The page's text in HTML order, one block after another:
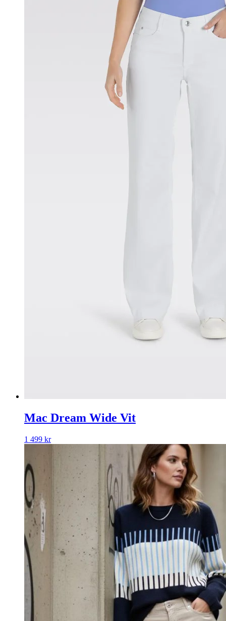
Mac Dream Wide Vit
1 499 kr